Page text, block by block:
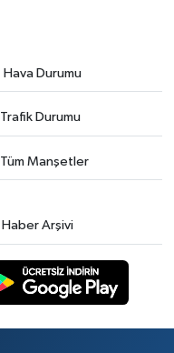
Hava Durumu
Trafik Durumu
Tüm Manşetler
Haber Arşivi